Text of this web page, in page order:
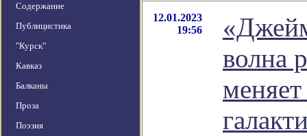
Содержание
Публицистика
"Курск"
Кавказ
Балканы
Проза
Поэзия
12.01.2023
19:56
волна